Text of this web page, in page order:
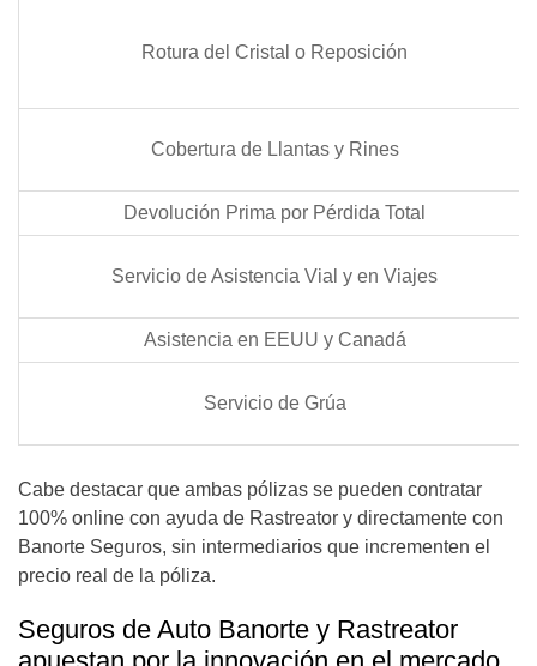
Rotura del Cristal o Reposición
Cobertura de Llantas y Rines
Devolución Prima por Pérdida Total
Servicio de Asistencia Vial y en Viajes
Asistencia en EEUU y Canadá
Servicio de Grúa
Cabe destacar que ambas pólizas se pueden contratar
100% online con ayuda de Rastreator y directamente con
Banorte Seguros, sin intermediarios que incrementen el
precio real de la póliza.
Seguros de Auto Banorte y Rastreator